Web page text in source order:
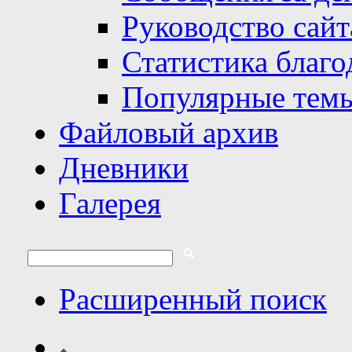
Руководство
Статистика
Популярные
Файловый архив
Дневники
Галерея
Расширенный поиск